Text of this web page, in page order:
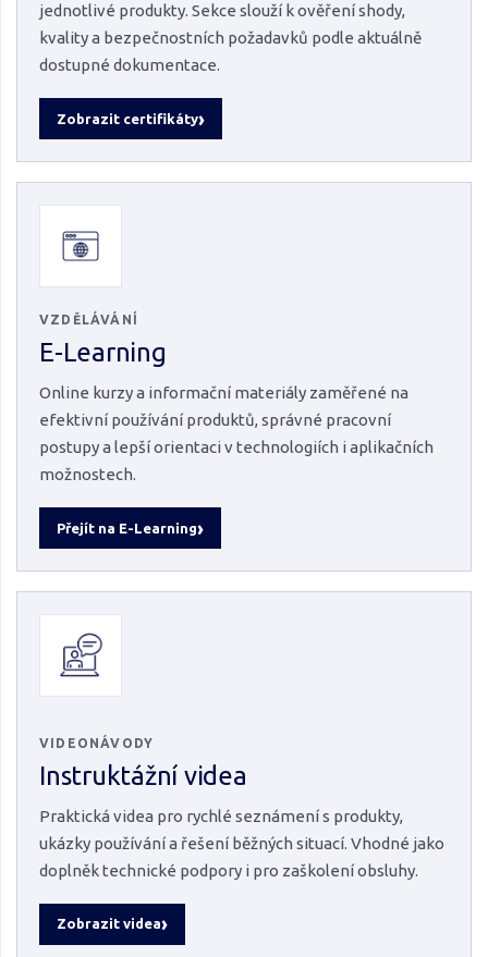
jednotlivé produkty. Sekce slouží k ověření shody,
kvality a bezpečnostních požadavků podle aktuálně
dostupné dokumentace.
Zobrazit certifikáty
VZDĚLÁVÁNÍ
E-Learning
Online kurzy a informační materiály zaměřené na
efektivní používání produktů, správné pracovní
postupy a lepší orientaci v technologiích i aplikačních
možnostech.
Přejít na E-Learning
VIDEONÁVODY
Instruktážní videa
Praktická videa pro rychlé seznámení s produkty,
ukázky používání a řešení běžných situací. Vhodné jako
doplněk technické podpory i pro zaškolení obsluhy.
Zobrazit videa